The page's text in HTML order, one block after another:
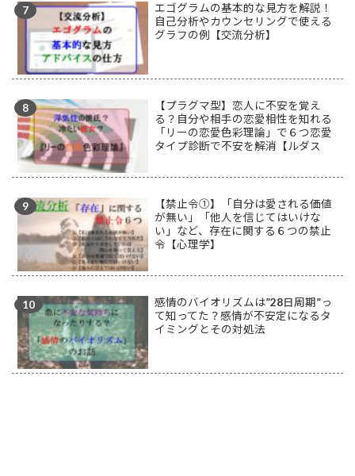
エゴグラムの基本的な見方を解説！
自己分析やカウンセリングで使える
グラフの例【交流分析】
【プラグマ型】恋人に不安を覚え
る？自分や相手の恋愛相性を知れる
「リーの恋愛色彩理論」で６つ恋愛
タイプ診断で不安を解消【ルダス
【禁止令①】「自分は愛される価値
が無い」「他人を信じてはいけな
い」など、存在に関する６つの禁止
令【心理学】
感情のバイオリズムは”28日周期”っ
て知ってた？感情が不安定になるタ
イミングとその対処法